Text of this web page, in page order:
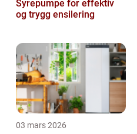
Syrepumpe for effektiv
og trygg ensilering
03 mars 2026